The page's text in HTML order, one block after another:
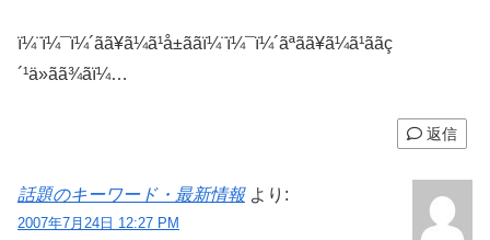
ï¼¨ï¼¯ï¼´ãã¥ã¼ã¹å±ããï¼¨ï¼¯ï¼´ãªãã¥ã¼ã¹ããç
´¹ä»ãã¾ãï¼…
返信
話題のキーワード・最新情報 より:
2007年7月24日 12:27 PM